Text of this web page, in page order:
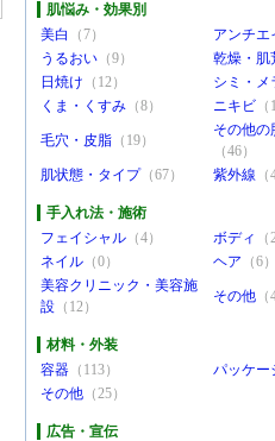
肌悩み・効果別
美白
（7） アンチエ
うるおい （9） 乾燥・肌
日焼け （12） シミ・メ
くま・くすみ （8） ニキビ
毛穴・皮脂 （19）
その他の
（46）
肌状態・タイプ（67） 紫外線
手入れ法・施術
フェイシャル （4） ボディ
（
ネイル （0） ヘア （6）
美容クリニック・美容施
設 （12）
その他 （
材料・外装
容器 （113） パッケー
その他 （25）
広告・宣伝